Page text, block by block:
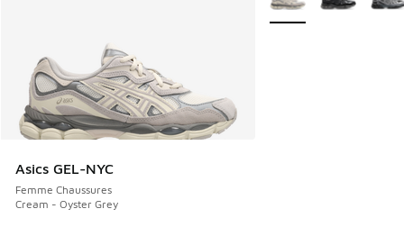
Asics GEL-NYC
Femme Chaussures
Cream - Oyster Grey